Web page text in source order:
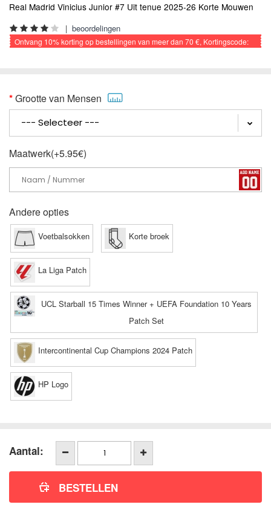
Real Madrid Vinicius Junior #7 Uit tenue 2025-26 Korte Mouwen
| beoordelingen
Ontvang 10%korting op bestellingen van meer dan 70 €, Kortingscode:
Grootte van Mensen
Maatwerk(+5.95€)
Andere opties
Voetbalsokken Korte broek
La Liga Patch
UCL Starball 15 Times Winner + UEFA Foundation 10 Years
Patch Set
Intercontinental Cup Champions 2024 Patch
HP Logo
Aantal: